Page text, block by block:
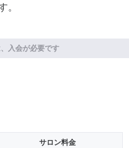
。
入会が必要です
サロン料金